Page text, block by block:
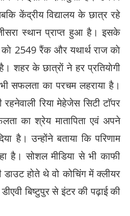
केंद्रीय विद्यालय के छात्र रहे
स्थान प्राप्त हुआ है। इसके
काे 2549 रैंक और यथार्थ राज काे
शहर के छात्राें ने हर प्रतियाेगी
भी सफलता का परचम लहराया है।
रहनेवाली रिया मेहेजेस सिटी टाॅपर
का श्रेय मातापिता एवं अपने
है। उन्होंने बताया कि परिणाम
है। सोशल मीडिया से भी काफी
डाउट होते थे वो कोचिंग में क्लीयर
बिष्टुपुर से इंटर की पढ़ाई की